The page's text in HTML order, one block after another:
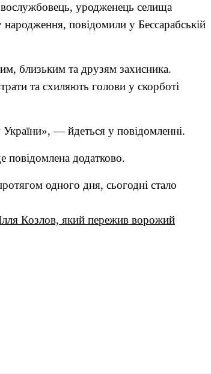
уродженець селища
повідомили у Бессарабській
близьким та друзям захисника.
та схиляють голови у скорботі
— йдеться у повідомленні.
повідомлена додатково.
одного дня, сьогодні стало
Козлов, який пережив ворожий